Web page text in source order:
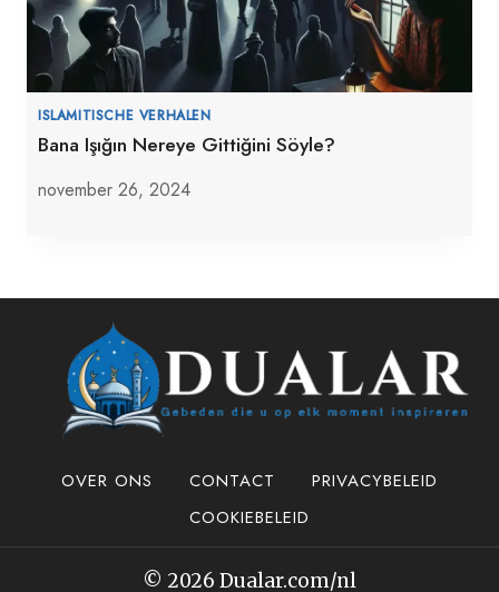
ISLAMITISCHE VERHALEN
Bana Işığın Nereye Gittiğini Söyle?
november 26, 2024
OVER ONS CONTACT
PRIVACYBELEID
COOKIEBELEID
© 2026 Dualar.com/nl